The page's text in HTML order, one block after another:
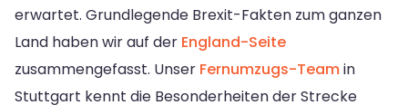
erwartet. Grundlegende Brexit-Fakten zum ganzen
Land haben wir auf der England-Seite
zusammengefasst. Unser Fernumzugs-Teamin
Stuttgart kennt die Besonderheiten der Strecke